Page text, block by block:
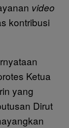
video
kontribusi
Ketua
yang
Dirut